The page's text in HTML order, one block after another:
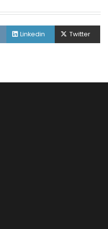
Linkedin Twitter